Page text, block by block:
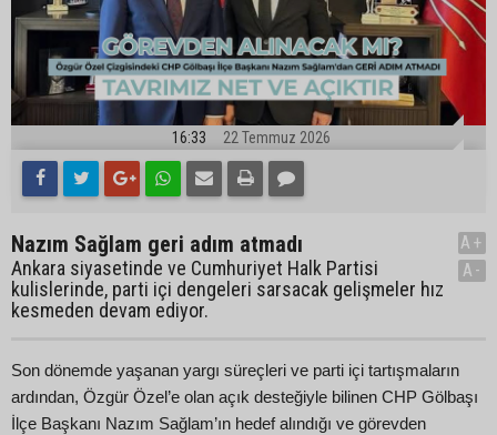
16:33 22 Temmuz 2026
Nazım Sağlam geri adım atmadı
Ankara siyasetinde ve Cumhuriyet Halk Partisi
kulislerinde, parti içi dengeleri sarsacak gelişmeler hız
kesmeden devam ediyor.
A+
A-
Son dönemde yaşanan yargı süreçleri ve parti içi tartışmaların
ardından, Özgür Özel’e olan açık desteğiyle bilinen CHP Gölbaşı
İlçe Başkanı Nazım Sağlam’ın hedef alındığı ve görevden